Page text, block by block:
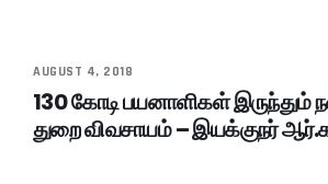
AUGUST 4, 2018
130 கோடி பயனாளிகள் இருந்தும்
துறை விவசாயம் – இயக்குநர்